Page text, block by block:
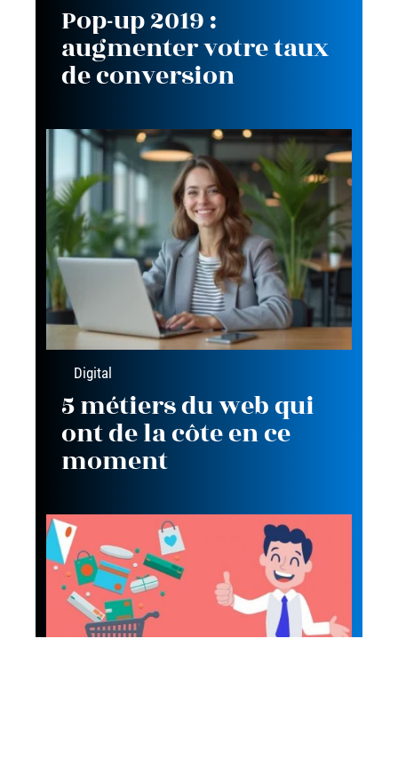
Pop-up 2019 :
augmenter votre taux
de conversion
Digital
5 métiers du web qui
ont de la côte en ce
moment